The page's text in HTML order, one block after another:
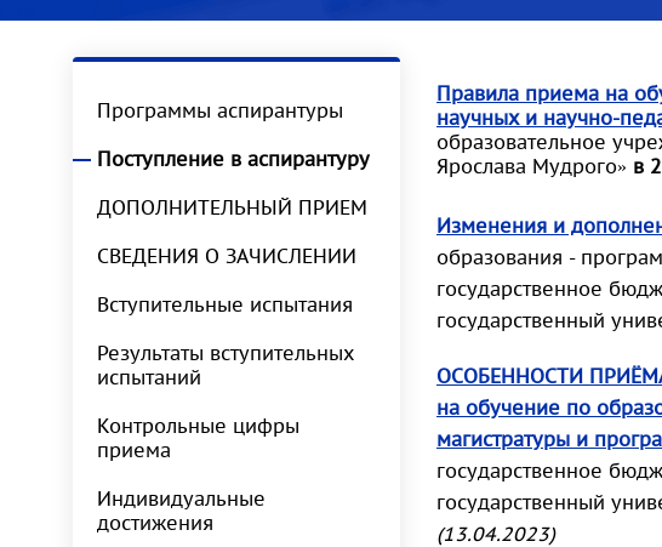
Программы аспирантуры
Поступление в аспирантуру
ДОПОЛНИТЕЛЬНЫЙ ПРИЕМ
СВЕДЕНИЯ О ЗАЧИСЛЕНИИ
Вступительные испытания
Результаты вступительных
испытаний
Контрольные цифры
приема
Индивидуальные
достижения
Правила приема на
научных и научно-
образовательное
Ярослава Мудрого» в
Изменения и
образования -
государственное
государственный
ОСОБЕННОСТИ
на обучение по
магистратуры и
государственное
государственный
(13.04.2023)